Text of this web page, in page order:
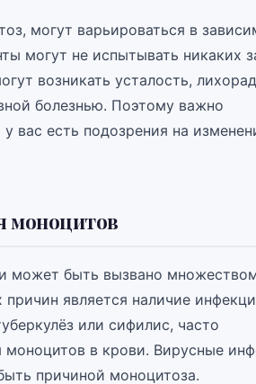
могут варьироваться в
могут не испытывать никаких
возникать усталость,
болезнью. Поэтому важно
вас есть подозрения на
моноцитов
может быть вызвано
является наличие
или сифилис, часто
в крови. Вирусные
причиной моноцитоза.